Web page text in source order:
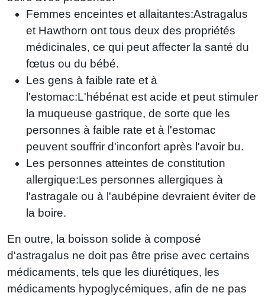
Femmes enceintes et allaitantes:Astragalus
et Hawthorn ont tous deux des propriétés
médicinales, ce qui peut affecter la santé du
fœtus ou du bébé.
Les gens à faible rate et à
l'estomac:L'hébénat est acide et peut stimuler
la muqueuse gastrique, de sorte que les
personnes à faible rate et à l'estomac
peuvent souffrir d'inconfort après l'avoir bu.
Les personnes atteintes de constitution
allergique:Les personnes allergiques à
l'astragale ou à l'aubépine devraient éviter de
la boire.
En outre, la boisson solide à composé
d'astragalus ne doit pas être prise avec certains
médicaments, tels que les diurétiques, les
médicaments hypoglycémiques, afin de ne pas